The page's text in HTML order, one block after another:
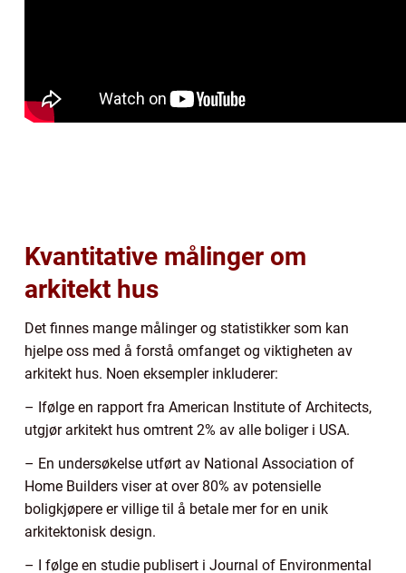
Kvantitative målinger om
arkitekt hus
Det finnes mange målinger og statistikker som kan
hjelpe oss med å forstå omfanget og viktigheten av
arkitekt hus. Noen eksempler inkluderer:
– Ifølge en rapport fra American Institute of Architects,
utgjør arkitekt hus omtrent 2% av alle boliger i USA.
– En undersøkelse utført av National Association of
Home Builders viser at over 80% av potensielle
boligkjøpere er villige til å betale mer for en unik
arkitektonisk design.
– I følge en studie publisert i Journal of Environmental